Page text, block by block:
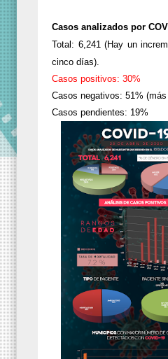
Casos analizados por
Total: 6,241 (Hay un
cinco días).
Casos positivos: 30%
Casos negativos: 51%
Casos pendientes: 19%